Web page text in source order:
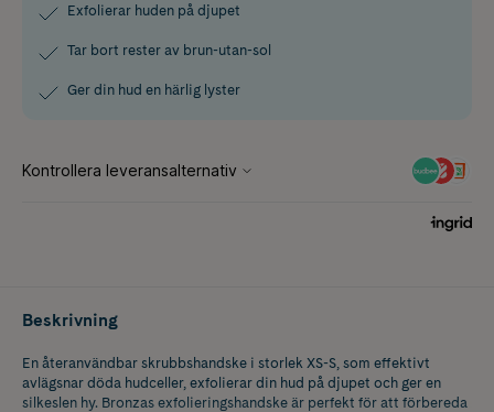
Exfolierar huden på djupet
Tar bort rester av brun-utan-sol
Ger din hud en härlig lyster
Beskrivning
En återanvändbar skrubbshandske i storlek XS-S, som effektivt
avlägsnar döda hudceller, exfolierar din hud på djupet och ger en
silkeslen hy. Bronzas exfolieringshandske är perfekt för att förbereda